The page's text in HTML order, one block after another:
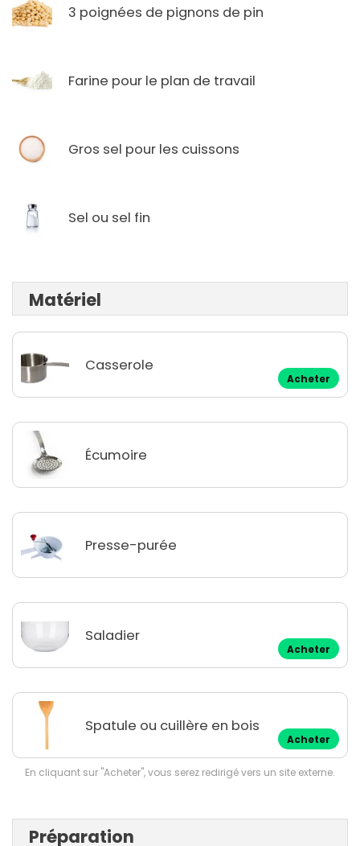
3 poignées de pignons de pin
Farine pour le plan de travail
Gros sel pour les cuissons
Sel ou sel fin
Matériel
Casserole
Acheter
Écumoire
Presse-purée
Saladier
Acheter
Spatule ou cuillère en bois
Acheter
En cliquant sur "Acheter", vous serez redirigé vers un site externe.
Préparation